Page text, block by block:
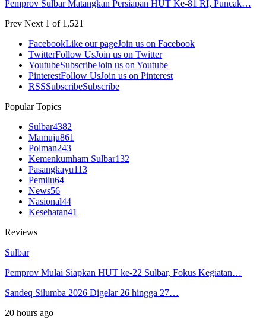
Pemprov Sulbar Matangkan Persiapan HUT Ke-81 RI, Puncak…
Prev Next 1 of 1,521
FacebookLike our pageJoin us on Facebook
TwitterFollow UsJoin us on Twitter
YoutubeSubscribeJoin us on Youtube
PinterestFollow UsJoin us on Pinterest
RSSSubscribeSubscribe
Popular Topics
Sulbar4382
Mamuju861
Polman243
Kemenkumham Sulbar132
Pasangkayu113
Pemilu64
News56
Nasional44
Kesehatan41
Reviews
Sulbar
Pemprov Mulai Siapkan HUT ke-22 Sulbar, Fokus Kegiatan…
Sandeq Silumba 2026 Digelar 26 hingga 27…
20 hours ago